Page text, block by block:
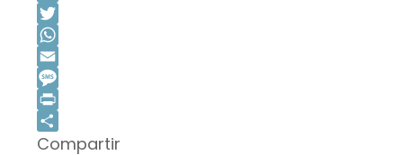
Facebook
Twitter
WhatsApp
Email
Message
Print
Compartir
Compartir